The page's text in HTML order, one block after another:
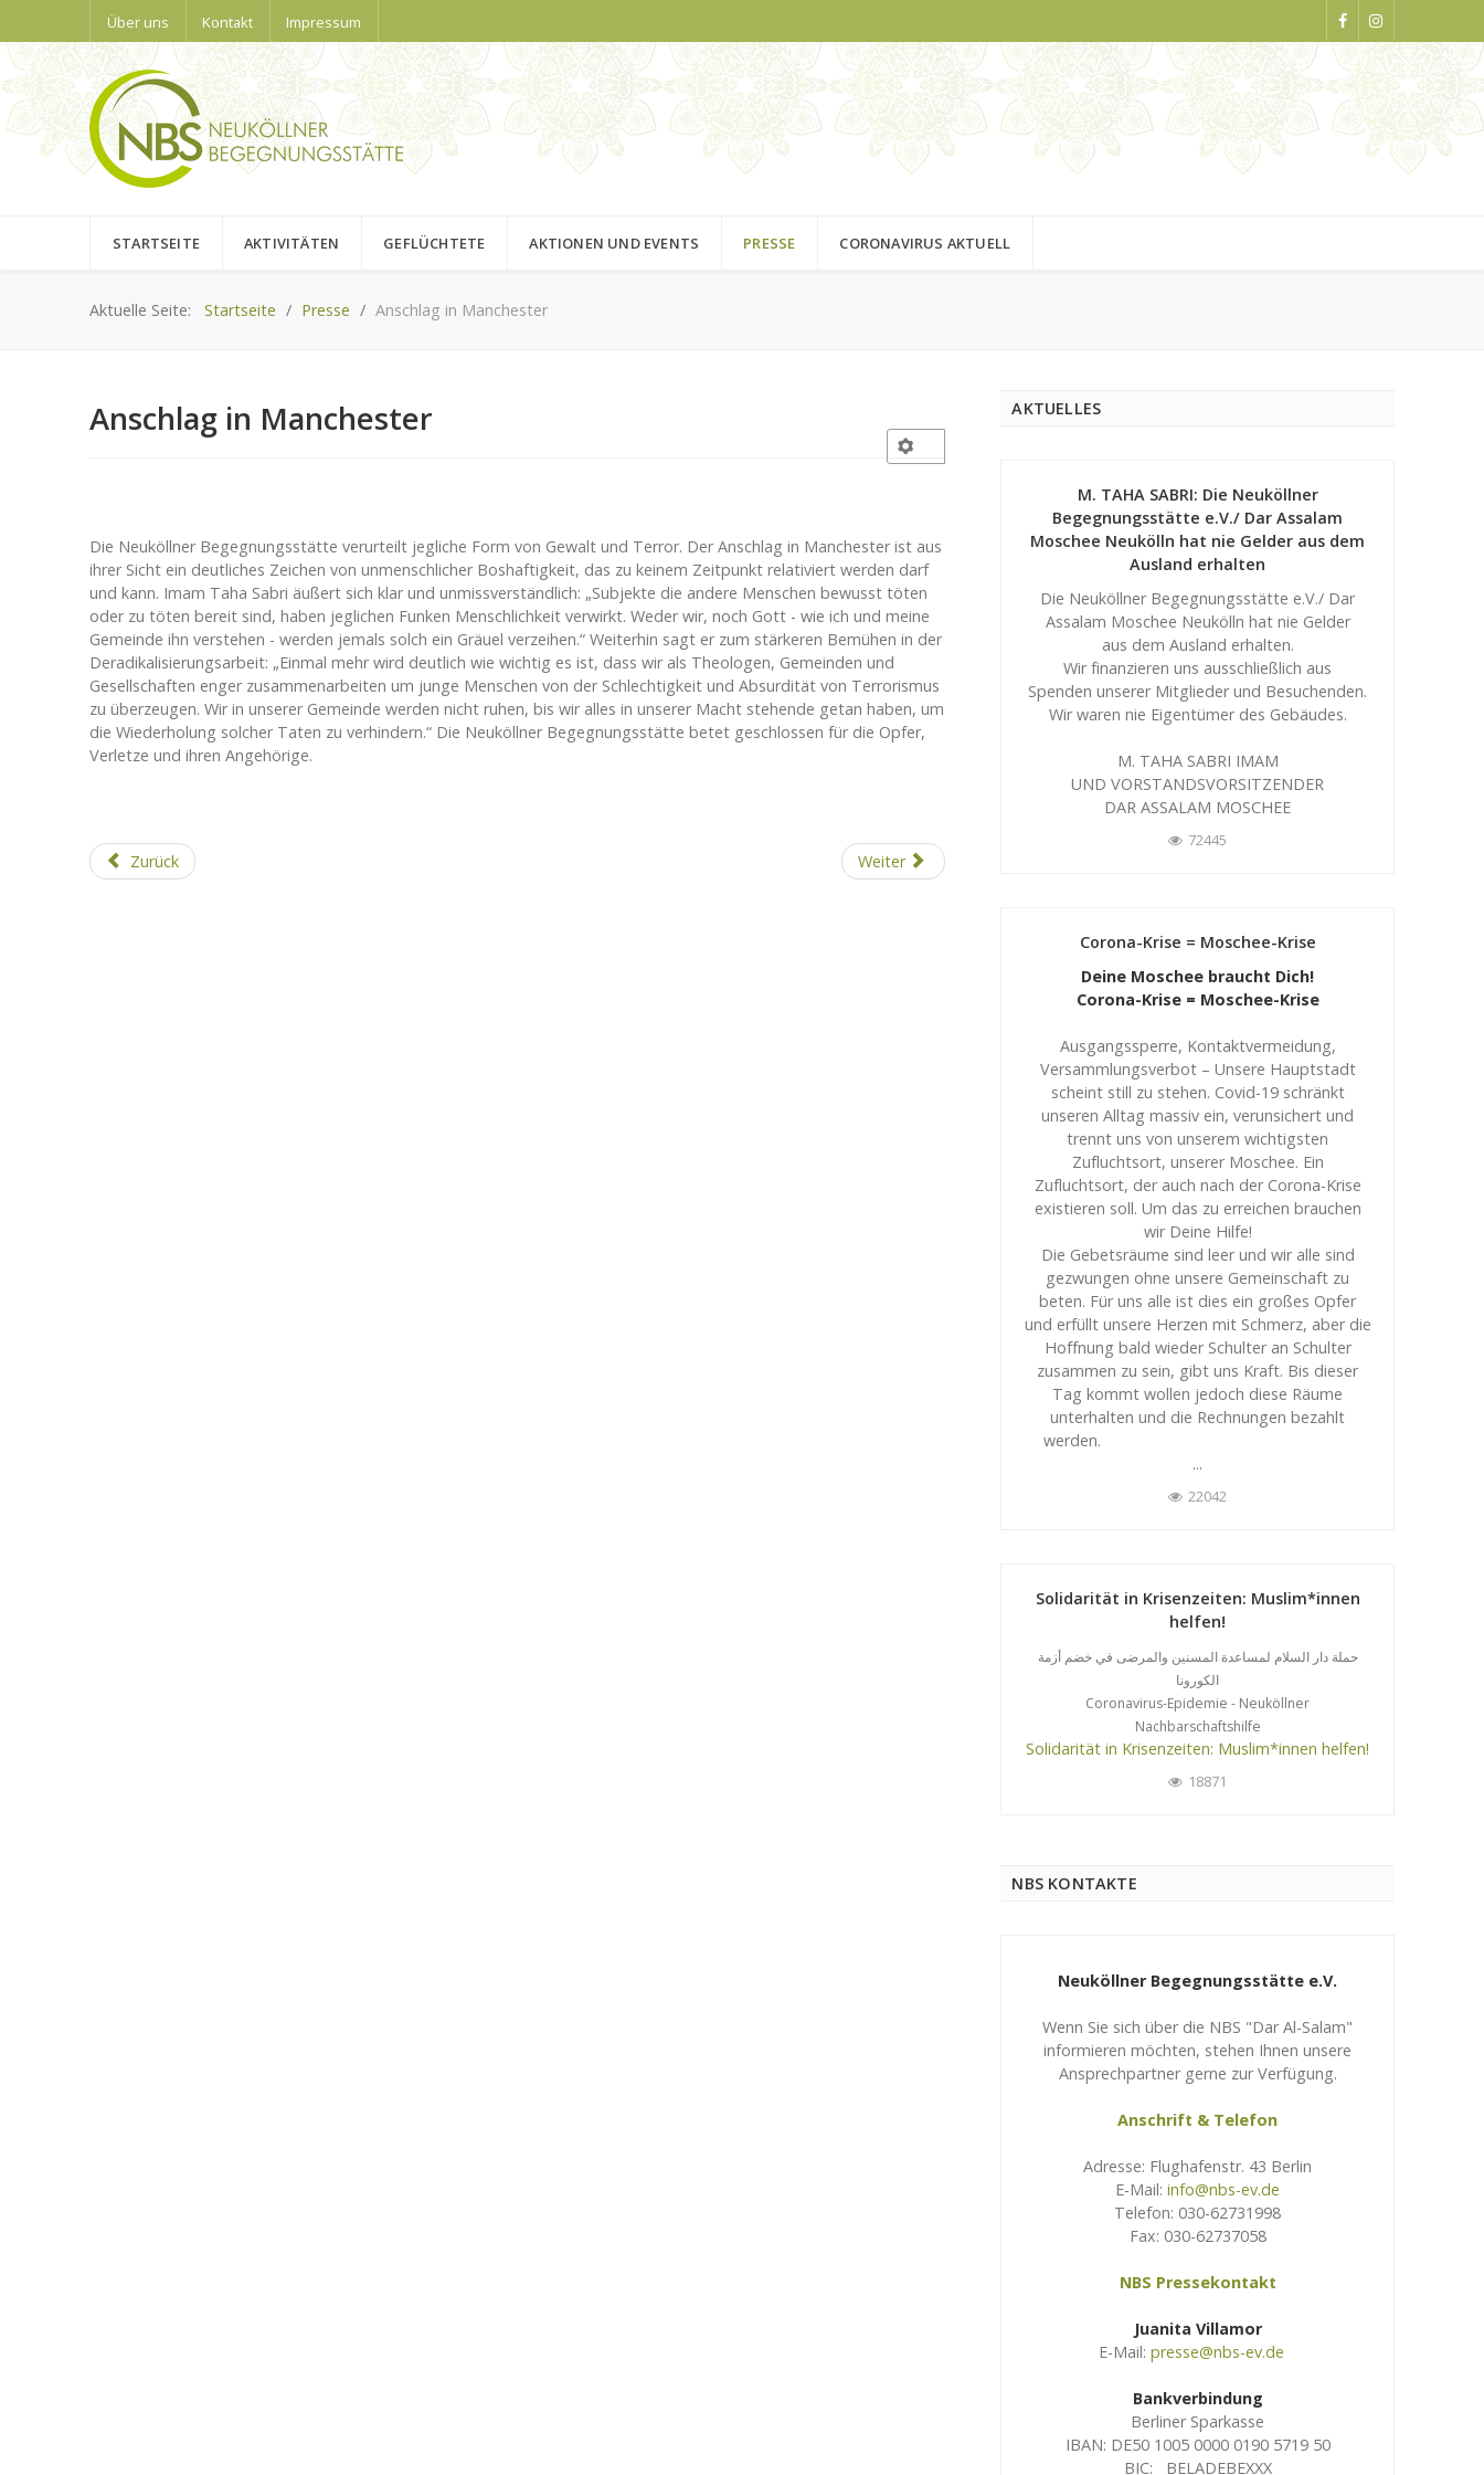
Über uns Kontakt Impressum
STARTSEITE AKTIVITÄTEN GEFLÜCHTETE AKTIONEN UND EVENTS PRESSE CORONAVIRUS AKTUELL
Aktuelle Seite: Startseite Presse Anschlag in Manchester
Anschlag in Manchester
Die Neuköllner Begegnungsstätte verurteilt jegliche Form von Gewalt und Terror. Der Anschlag in Manchester ist aus
ihrer Sicht ein deutliches Zeichen von unmenschlicher Boshaftigkeit, das zu keinem Zeitpunkt relativiert werden darf
und kann. Imam Taha Sabri äußert sich klar und unmissverständlich: „Subjekte die andere Menschen bewusst töten
oder zu töten bereit sind, haben jeglichen Funken Menschlichkeit verwirkt. Weder wir, noch Gott - wie ich und meine
Gemeinde ihn verstehen - werden jemals solch ein Gräuel verzeihen.“ Weiterhin sagt er zum stärkeren Bemühen in der
Deradikalisierungsarbeit: „Einmal mehr wird deutlich wie wichtig es ist, dass wir als Theologen, Gemeinden und
Gesellschaften enger zusammenarbeiten um junge Menschen von der Schlechtigkeit und Absurdität von Terrorismus
zu überzeugen. Wir in unserer Gemeinde werden nicht ruhen, bis wir alles in unserer Macht stehende getan haben, um
die Wiederholung solcher Taten zu verhindern.“ Die Neuköllner Begegnungsstätte betet geschlossen für die Opfer,
Verletze und ihren Angehörige.
Zurück Weiter
AKTUELLES
M. TAHA SABRI: Die Neuköllner
Begegnungsstätte e.V./ Dar Assalam
Moschee Neukölln hat nie Gelder aus dem
Ausland erhalten
Die Neuköllner Begegnungsstätte e.V./ Dar
Assalam Moschee Neukölln hat nie Gelder
aus dem Ausland erhalten.
Wir finanzieren uns ausschließlich aus
Spenden unserer Mitglieder und Besuchenden.
Wir waren nie Eigentümer des Gebäudes.
M. TAHA SABRI IMAM
UND VORSTANDSVORSITZENDER
DAR ASSALAM MOSCHEE
72445
Corona-Krise = Moschee-Krise
Deine Moschee braucht Dich!
Corona-Krise = Moschee-Krise
Ausgangssperre, Kontaktvermeidung,
Versammlungsverbot – Unsere Hauptstadt
scheint still zu stehen. Covid-19 schränkt
unseren Alltag massiv ein, verunsichert und
trennt uns von unserem wichtigsten
Zufluchtsort, unserer Moschee. Ein
Zufluchtsort, der auch nach der Corona-Krise
existieren soll. Um das zu erreichen brauchen
wir Deine Hilfe!
Die Gebetsräume sind leer und wir alle sind
gezwungen ohne unsere Gemeinschaft zu
beten. Für uns alle ist dies ein großes Opfer
und erfüllt unsere Herzen mit Schmerz, aber die
Hoffnung bald wieder Schulter an Schulter
zusammen zu sein, gibt uns Kraft. Bis dieser
Tag kommt wollen jedoch diese Räume
unterhalten und die Rechnungen bezahlt
werden.
...
22042
Solidarität in Krisenzeiten: Muslim*innen
helfen!
حملة دار السلام لمساعدة المسنين والمرضى في خضم أزمة
الكورونا
Coronavirus-Epidemie - Neuköllner
Nachbarschaftshilfe
Solidarität in Krisenzeiten: Muslim*innen helfen!
18871
NBS KONTAKTE
Neuköllner Begegnungsstätte e.V.
Wenn Sie sich über die NBS "Dar Al-Salam"
informieren möchten, stehen Ihnen unsere
Ansprechpartner gerne zur Verfügung.
Anschrift & Telefon
Adresse: Flughafenstr. 43 Berlin
E-Mail:info@nbs-ev.de
Telefon: 030-62731998
Fax: 030-62737058
NBS Pressekontakt
Juanita Villamor
E-Mail: presse@nbs-ev.de
Bankverbindung
Berliner Sparkasse
IBAN: DE50 1005 0000 0190 5719 50
BIC: BELADEBEXXX